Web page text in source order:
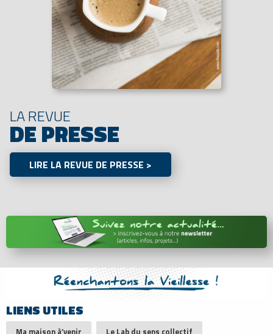
LA REVUE
DE PRESSE
LIRE LA REVUE DE PRESSE >
LIENS UTILES
Ma maison à’venir Le Lab du sens collectif